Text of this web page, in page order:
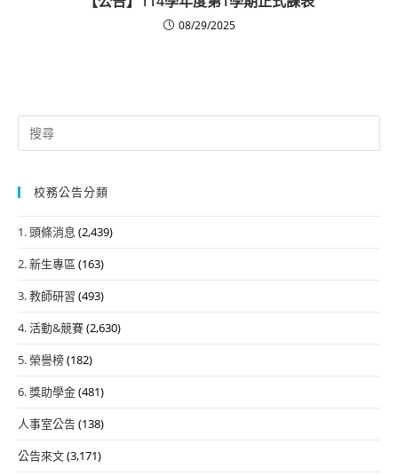
08/29/2025
Search
for:
校務公告分類
1. 頭條消息 (2,439)
2. 新生專區 (163)
3. 教師研習 (493)
4. 活動&競賽(2,630)
5. 榮譽榜(182)
6. 獎助學金(481)
人事室公告(138)
公告來文(3,171)